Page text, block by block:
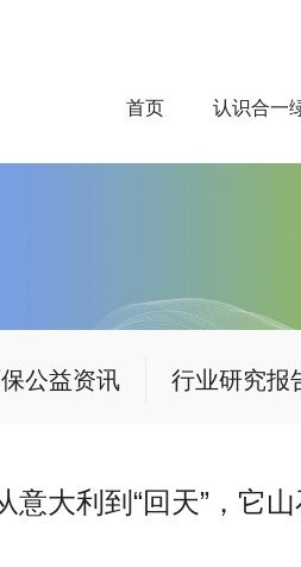
首页 认识合一
公益资讯 行业研究报
意大利到“回天”，它